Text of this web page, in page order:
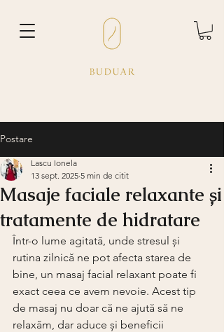
Postare
Masaje faciale relaxante și
tratamente de hidratare
Lascu Ionela
13 sept. 2025 5 min de citit
Într-o lume agitată, unde stresul și
rutina zilnică ne pot afecta starea de
bine, un masaj facial relaxant poate fi
exact ceea ce avem nevoie. Acest tip
de masaj nu doar că ne ajută să ne
relaxăm, dar aduce și beneficii